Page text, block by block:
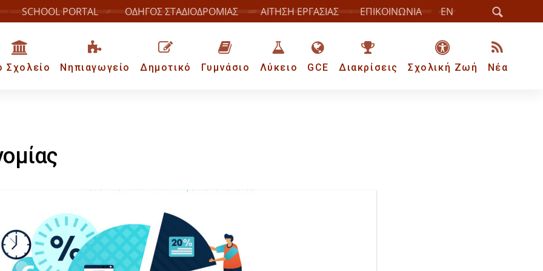
SCHOOL PORTAL ΟΔΗΓΟΣ ΣΤΑΔΙΟΔΡΟΜΙΑΣ ΑΙΤΗΣΗ ΕΡΓΑΣΙΑΣ ΕΠΙΚΟΙΝΩΝΙΑ EN
Σχολείο Νηπιαγωγείο Δημοτικό Γυμνάσιο Λύκειο GCE Διακρίσεις Σχολική Ζωή Νέα